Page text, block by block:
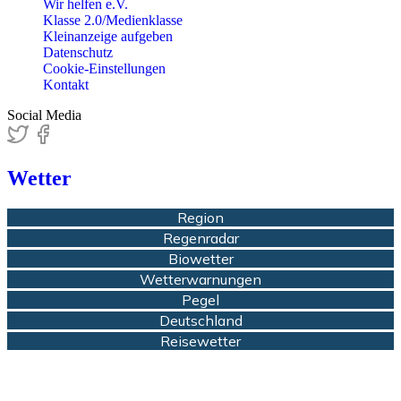
Wir helfen e.V.
Klasse 2.0/Medienklasse
Kleinanzeige aufgeben
Datenschutz
Cookie-Einstellungen
Kontakt
Social Media
Wetter
Region
Regenradar
Biowetter
Wetterwarnungen
Pegel
Deutschland
Reisewetter